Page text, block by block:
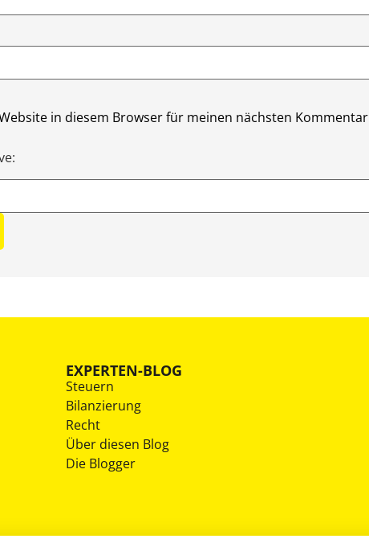
in diesem Browser für meinen nächsten Kommentar
EXPERTEN-BLOG
Steuern
Bilanzierung
Recht
Über diesen Blog
Die Blogger